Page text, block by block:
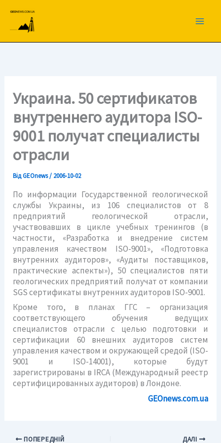
вмісту
Украина. 50 сертификатов
внутреннего аудитора ISO-
9001 получат специалисты
отрасли
ВідGEOnews/ 2006-10-02
По информации Государственной геологической
службы Украины, из 106 специалистов от 8
предприятий геологической отрасли,
участвовавших в цикле учебных тренингов (в
частности, «Разработка и внедрение систем
управления качеством ISO-9001», «Подготовка
внутренних аудиторов», «Аудиты поставщиков,
практические аспекты»), 50 специалистов пяти
геологических предприятий получат от компании
SGS сертификаты внутренних аудиторов ISO-9001.
Кроме того, в планах ГГС – организация
соответствующего обучения ведущих
специалистов отрасли с целью подготовки и
сертификации 60 внешних аудиторов систем
управления качеством и окружающей средой (ISO-
9001 и ISO-14001), которые будут
зарегистрированы в IRCA (Международный реестр
сертифицированных аудиторов) в Лондоне.
GEOnews.com.ua
ПОПЕРЕДНІЙ ДАЛІ